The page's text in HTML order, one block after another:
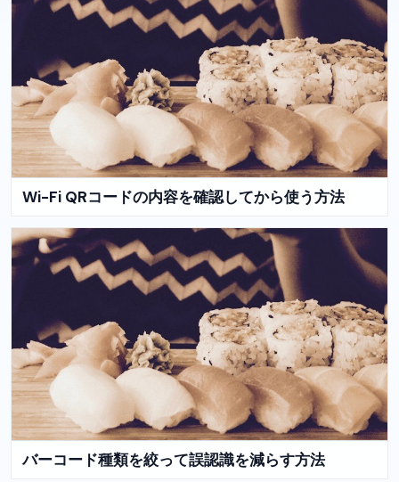
Wi-Fi QRコードの内容を確認してから使う方法
バーコード種類を絞って誤認識を減らす方法